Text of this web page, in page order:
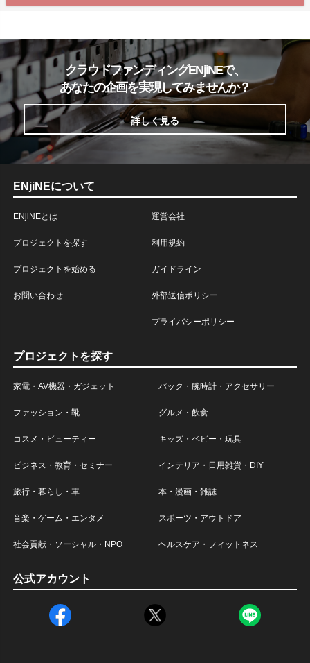
クラウドファンディングENjiNEで、
あなたの企画を実現してみませんか？
詳しく見る
ENjiNEについて
ENjiNEとは
プロジェクトを探す
プロジェクトを始める
お問い合わせ
運営会社
利用規約
ガイドライン
外部送信ポリシー
プライバシーポリシー
プロジェクトを探す
家電・AV機器・ガジェット バック・腕時計・アクセサリー
ファッション・靴 グルメ・飲食
コスメ・ビューティー キッズ・ベビー・玩具
ビジネス・教育・セミナー インテリア・日用雑貨・DIY
旅行・暮らし・車 本・漫画・雑誌
音楽・ゲーム・エンタメ スポーツ・アウトドア
社会貢献・ソーシャル・NPO ヘルスケア・フィットネス
公式アカウント